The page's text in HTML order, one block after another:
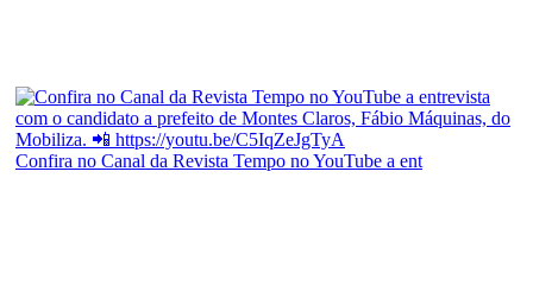
Confira no Canal da Revista Tempo no YouTube a ent